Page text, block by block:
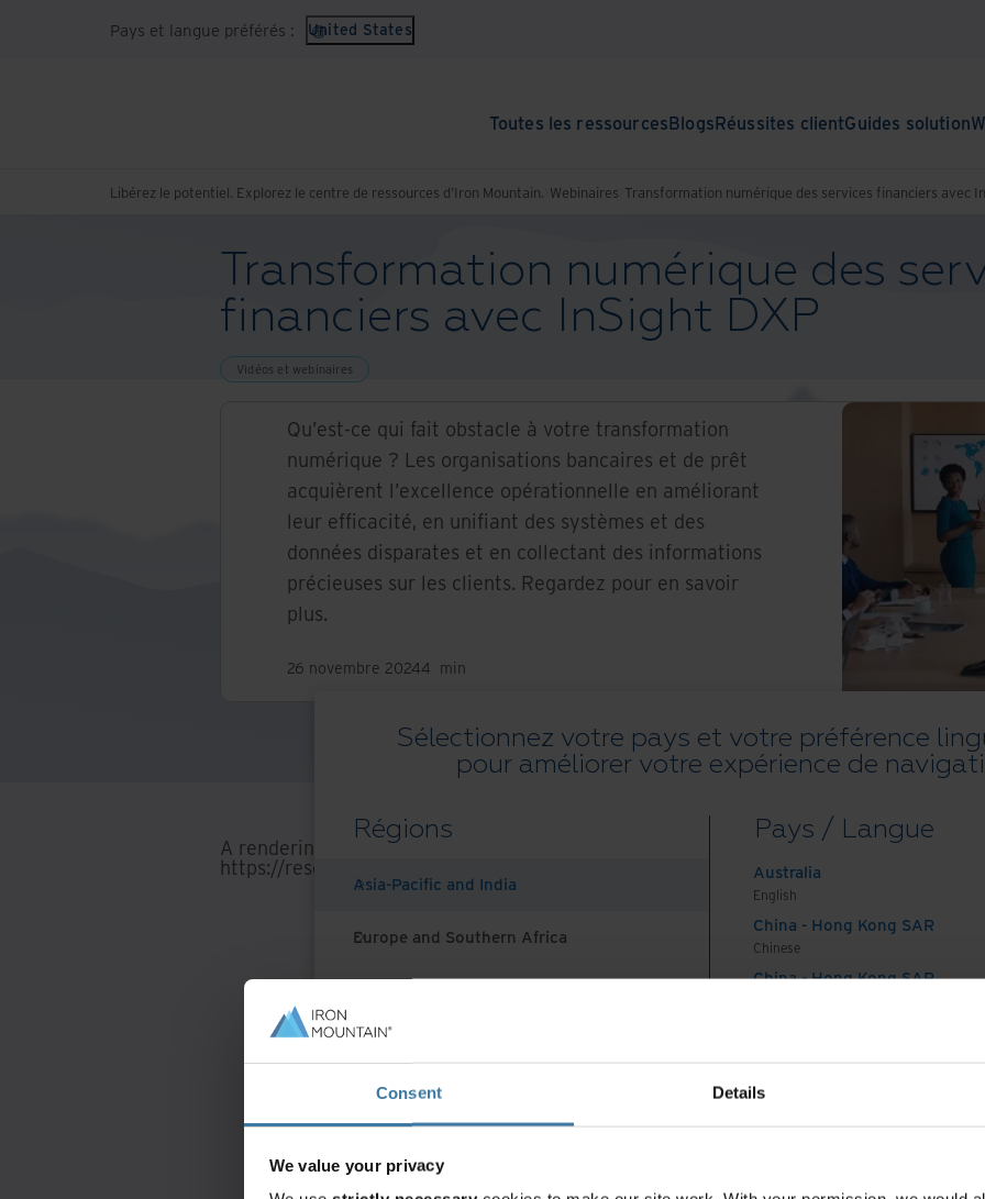
Consent Details
We value your privacy
Pays et langue préférés : United States
Toutes les ressourcesBlogsRéussites clientGuides solution
Sélectionnez votre pays et votre préférence
pour améliorer votre expérience de
Régions
Asia-Pacific and India
Europe and Southern Africa
Middle East North Africa And Turkey
North America
Pays / Langue
Australia
English
China - Hong Kong SAR
Chinese
China - Hong Kong SAR
India
English
Indonesia
Libérez le potentiel. Explorez le centre de ressources d’Iron Mountain. Webinaires Transformation numérique des services financiers avec
Transformation numérique des
financiers avec InSight DXP
Vidéos et webinaires
Qu’est-ce qui fait obstacle à votre transformation
numérique ? Les organisations bancaires et de prêt
acquièrent l’excellence opérationnelle en améliorant
leur efficacité, en unifiant des systèmes et des
données disparates et en collectant des informations
précieuses sur les clients. Regardez pour en savoir
plus.
26 novembre 20244 min
A rendering error occurred:
https://resources.ironmountain.com/_next/static/chunks/